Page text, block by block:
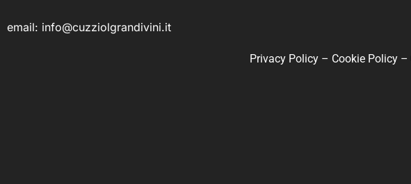
email: info@cuzziolgrandivini.it
Privacy Policy– Cookie Policy–